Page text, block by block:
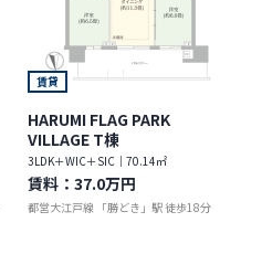
賃貸
HARUMI FLAG PARK
VILLAGE T棟
3LDK＋WIC＋SIC｜70.14㎡
賃料： 37.0万円
都営大江戸線 「勝どき」駅 徒歩18分